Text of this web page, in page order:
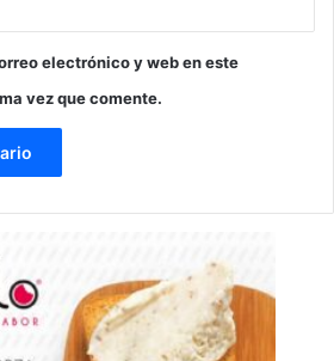
electrónico y web en este
vez que comente.